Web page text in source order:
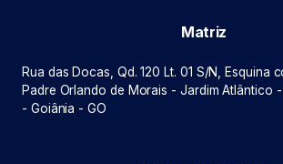
Matriz
Rua das Docas, Qd. 120 Lt. 01 S/N, Esquina
Padre Orlando de Morais - Jardim Atlântico
- Goiânia - GO